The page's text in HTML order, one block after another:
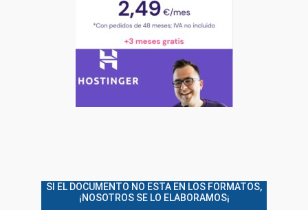
SI EL DOCUMENTO NO ESTA EN LOS FORMATOS,
¡NOSOTROS SE LO ELABORAMOS¡